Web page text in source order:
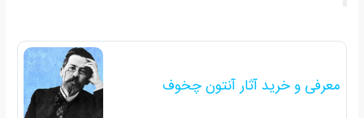
معرفی و خرید آثار آنتون چخوف